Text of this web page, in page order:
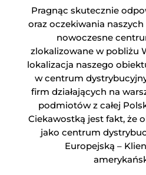
Pragnąc skutecznie
oraz oczekiwania
nowoczesne
zlokalizowane w pobliżu
lokalizacja naszego
w centrum
firm działających na
podmiotów z całej
Ciekawostką jest fakt, że
jako centrum
Europejską –